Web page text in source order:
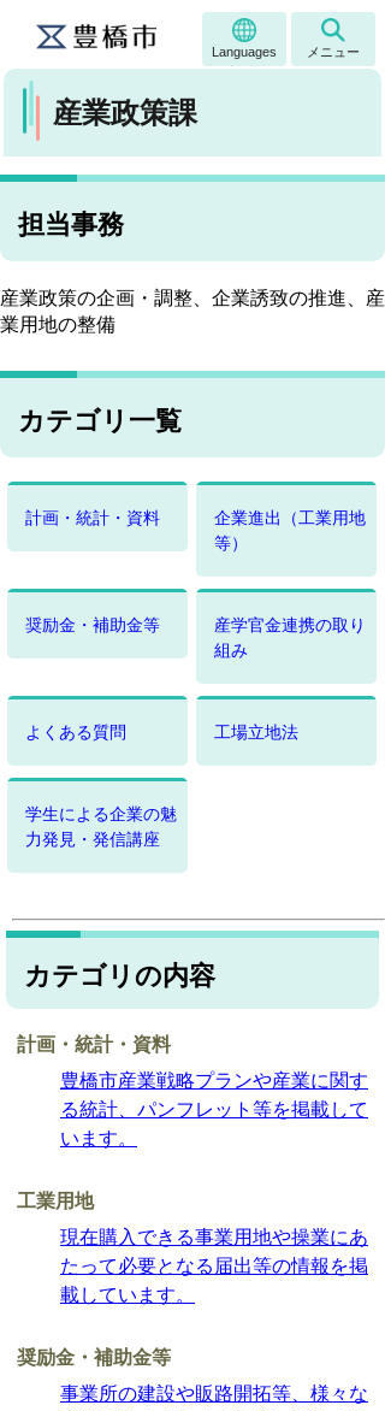
Languages メニュー
産業政策課
担当事務
産業政策の企画・調整、企業誘致の推進、産
業用地の整備
カテゴリ一覧
計画・統計・資料
企業進出（工業用地
等）
奨励金・補助金等
産学官金連携の取り
組み
よくある質問 工場立地法
学生による企業の魅
力発見・発信講座
カテゴリの内容
計画・統計・資料
豊橋市産業戦略プランや産業に関す
る統計、パンフレット等を掲載して
います。
工業用地
現在購入できる事業用地や操業にあ
たって必要となる届出等の情報を掲
載しています。
奨励金・補助金等
事業所の建設や販路開拓等、様々な